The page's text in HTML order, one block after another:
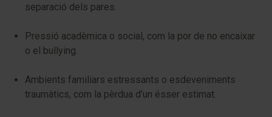
separació dels pares.
Pressió acadèmica o social, com la por de no encaixar
o el bullying.
Ambients familiars estressants o esdeveniments
traumàtics, com la pèrdua d’un ésser estimat.